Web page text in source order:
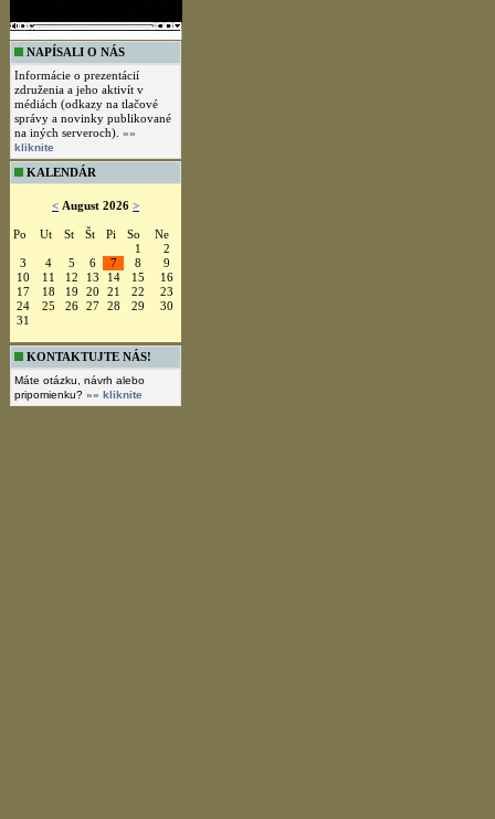
NAPÍSALI O NÁS
Informácie o prezentácií
združenia a jeho aktivít v
médiách (odkazy na tlačové
správy a novinky publikované
na iných serveroch). »»
kliknite
KALENDÁR
< August 2026 >
Po Ut St Št Pi So
Ne
1
2
3
4 5 6 7 8
9
10
11 12 13 14 15
16
17
18 19 20 21 22
23
24
25 26 27 28 29
30
31
KONTAKTUJTE NÁS!
Máte otázku, návrh alebo
pripomienku? »» kliknite